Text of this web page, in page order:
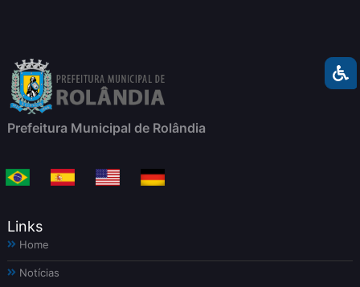
Prefeitura Municipal de Rolândia
Links
Home
Notícias